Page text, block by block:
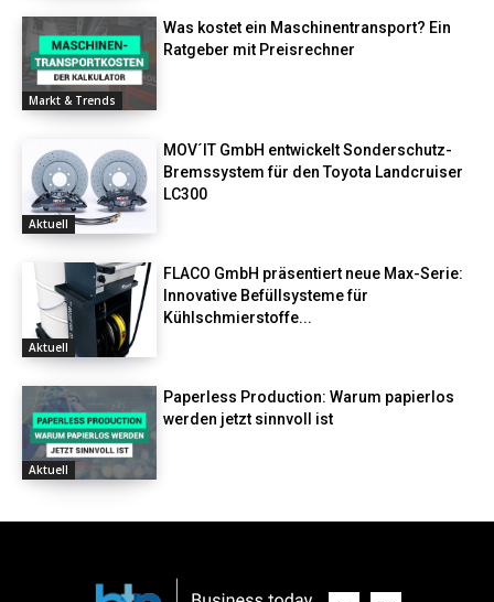
Markt & Trends
Was kostet ein Maschinentransport? Ein
Ratgeber mit Preisrechner
Aktuell
MOV´IT GmbH entwickelt Sonderschutz-
Bremssystem für den Toyota Landcruiser
LC300
Aktuell
FLACO GmbH präsentiert neue Max-Serie:
Innovative Befüllsysteme für
Kühlschmierstoffe...
Aktuell
Paperless Production: Warum papierlos
werden jetzt sinnvoll ist